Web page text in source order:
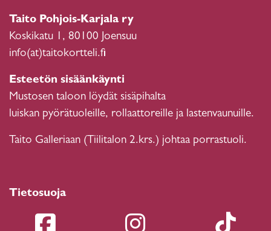
Taito Pohjois-Karjala ry
Koskikatu 1, 80100 Joensuu
info(at)taitokortteli.fi
Esteetön sisäänkäynti
Mustosen taloon löydät sisäpihalta
luiskan pyörätuoleille, rollaattoreille ja lastenvaunuille.
Taito Galleriaan (Tiilitalon 2.krs.) johtaa porrastuoli.
Tietosuoja